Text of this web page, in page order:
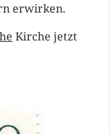
erwirken.
Kirche jetzt